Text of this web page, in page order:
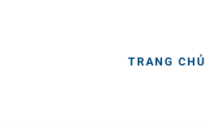
TRANG CHỦ